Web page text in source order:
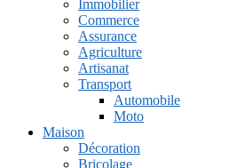
Immobilier
Commerce
Assurance
Agriculture
Artisanat
Transport
Automobile
Moto
Maison
Décoration
Bricolage